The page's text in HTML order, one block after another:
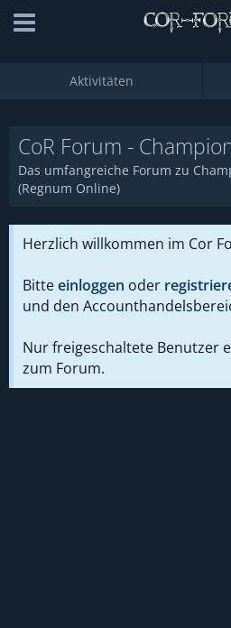
CoR Forum -
Das umfangreiche Forum zu
(Regnum Online)
Herzlich willkommen im Cor
Bitteeinloggen oder
und den
Nur freigeschaltete Benutzer
zum Forum.